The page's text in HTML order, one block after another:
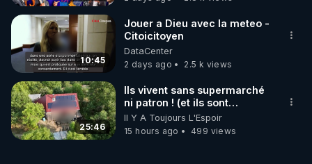
10:45
Jouer a Dieu avec la meteo -
Citoicitoyen
DataCenter
2 days ago
2.5 k views
25:46
Ils vivent sans supermarché
ni patron ! (et ils sont
heureux)
Il Y A Toujours L'Espoir
15 hours ago
499 views